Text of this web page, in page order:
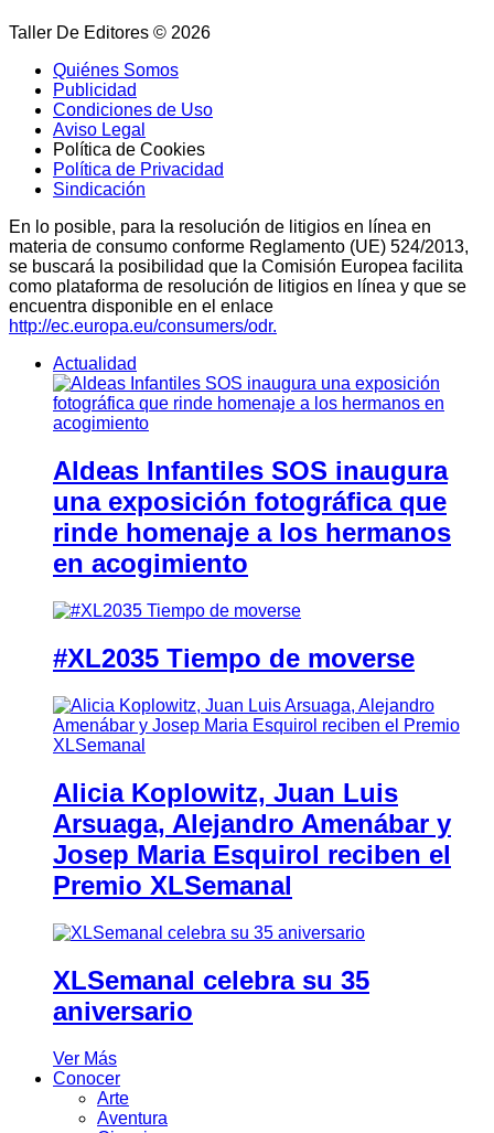
Taller De Editores © 2026
Quiénes Somos
Publicidad
Condiciones de Uso
Aviso Legal
Política de Cookies
Política de Privacidad
Sindicación
En lo posible, para la resolución de litigios en línea en
materia de consumo conforme Reglamento (UE) 524/2013,
se buscará la posibilidad que la Comisión Europea facilita
como plataforma de resolución de litigios en línea y que se
encuentra disponible en el enlace
http://ec.europa.eu/consumers/odr.
Actualidad
Aldeas Infantiles SOS inaugura
una exposición fotográfica que
rinde homenaje a los hermanos
en acogimiento
#XL2035 Tiempo de moverse
Alicia Koplowitz, Juan Luis
Arsuaga, Alejandro Amenábar y
Josep Maria Esquirol reciben el
Premio XLSemanal
XLSemanal celebra su 35
aniversario
Ver Más
Conocer
Arte
Aventura